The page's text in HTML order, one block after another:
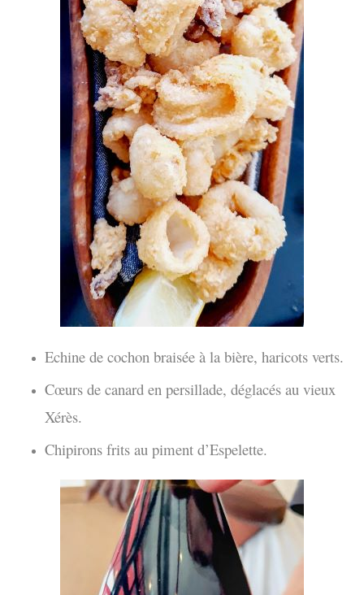
Echine de cochon braisée à la bière, haricots verts.
Cœurs de canard en persillade, déglacés au vieux
Xérès.
Chipirons frits au piment d’Espelette.